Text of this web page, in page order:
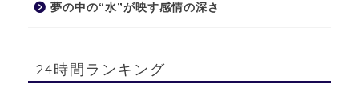
夢の中の“水”が映す感情の深さ
24時間ランキング